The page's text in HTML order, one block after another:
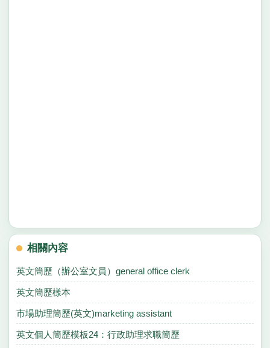
相關內容
英文簡歷（辦公室文員）general office clerk
英文簡歷樣本
市場助理簡歷(英文)marketing assistant
英文個人簡歷模板24：行政助理求職簡歷